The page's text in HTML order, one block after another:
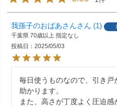
我孫子のおばあさん 1
千葉県 70歳以上 指定なし
投稿日
2025/05/03
毎日使うものなので、引き
助かります。
また、高さが丁度よく圧迫感